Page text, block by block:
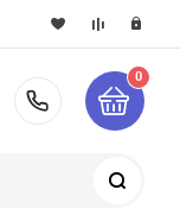
8-800-
0